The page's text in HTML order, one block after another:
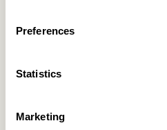
Preferences
Statistics
Marketing